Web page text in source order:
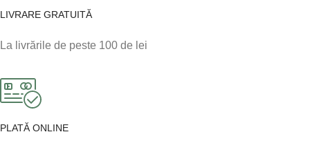
LIVRARE GRATUITĂ
La livrările de peste 100 de lei
PLATĂ ONLINE